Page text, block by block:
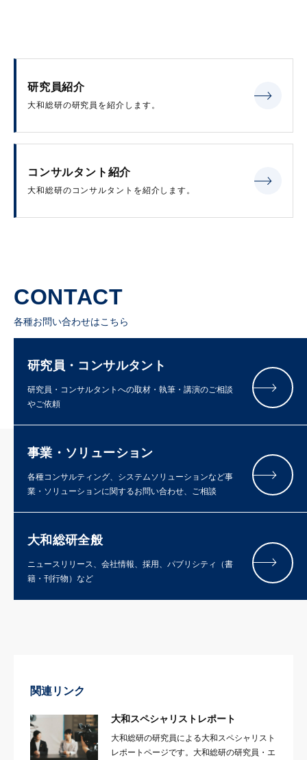
研究員紹介
大和総研の研究員を紹介します。
コンサルタント紹介
大和総研のコンサルタントを紹介します。
CONTACT
各種お問い合わせはこちら
研究員・コンサルタント
研究員・コンサルタントへの取材・執筆・講演のご相談
やご依頼
事業・ソリューション
各種コンサルティング、システムソリューションなど事
業・ソリューションに関するお問い合わせ、ご相談
大和総研全般
ニュースリリース、会社情報、採用、パブリシティ（書
籍・刊行物）など
関連リンク
大和スペシャリストレポート
大和総研の研究員による大和スペシャリスト
レポートページです。大和総研の研究員・エ